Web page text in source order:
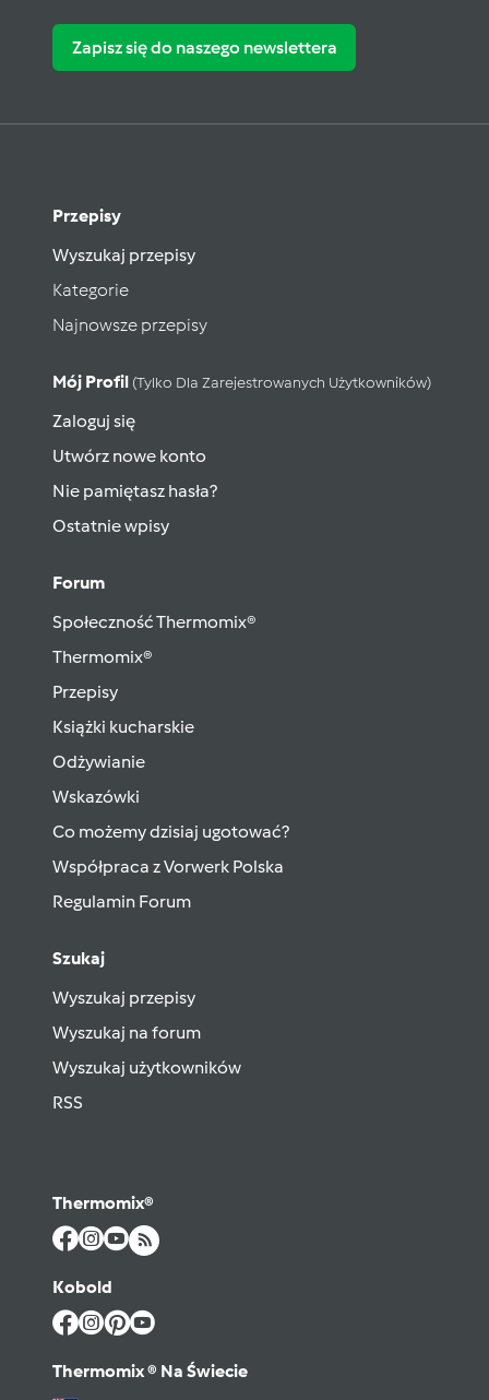
Zapisz się do naszego newslettera
Przepisy
Wyszukaj przepisy
Kategorie
Najnowsze przepisy
Mój Profil (tylko Dla Zarejestrowanych Użytkowników)
Zaloguj się
Utwórz nowe konto
Nie pamiętasz hasła?
Ostatnie wpisy
Forum
Społeczność Thermomix®
Thermomix®
Przepisy
Książki kucharskie
Odżywianie
Wskazówki
Co możemy dzisiaj ugotować?
Współpraca z Vorwerk Polska
Regulamin Forum
Szukaj
Wyszukaj przepisy
Wyszukaj na forum
Wyszukaj użytkowników
RSS
Thermomix®
Kobold
Thermomix ® Na Świecie